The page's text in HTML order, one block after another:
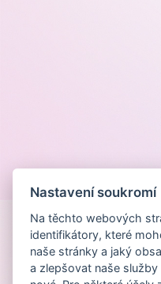
Nastavení soukromí
Na těchto webových
identifikátory, které
naše stránky a jaký
a zlepšovat naše